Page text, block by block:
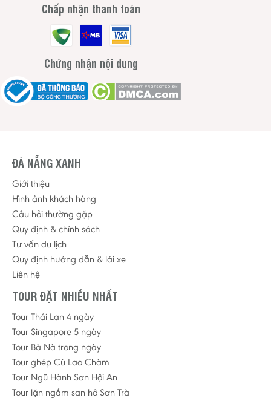
Chấp nhận thanh toán
Chứng nhận nội dung
ĐÀ NẴNG XANH
Giới thiệu
Hình ảnh khách hàng
Câu hỏi thường gặp
Quy định & chính sách
Tư vấn du lịch
Quy định hướng dẫn & lái xe
Liên hệ
TOUR ĐẶT NHIỀU NHẤT
Tour Thái Lan 4 ngày
Tour Singapore 5 ngày
Tour Bà Nà trong ngày
Tour ghép Cù Lao Chàm
Tour Ngũ Hành Sơn Hội An
Tour lặn ngắm san hô Sơn Trà